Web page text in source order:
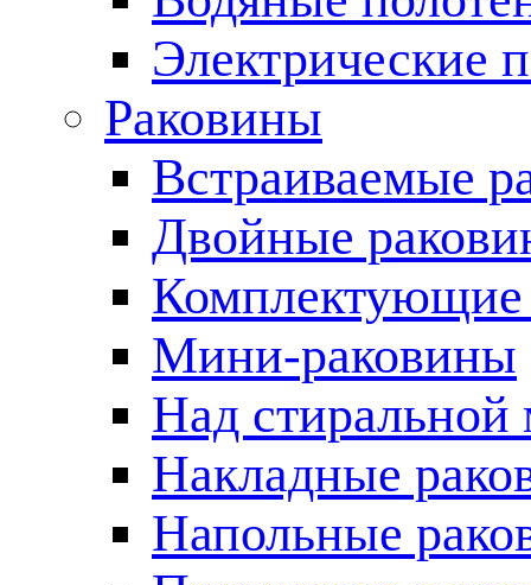
Электрические
Раковины
Встраиваемые
Двойные
Комплектующие
Мини-раковины
Над
Накладные
Напольные